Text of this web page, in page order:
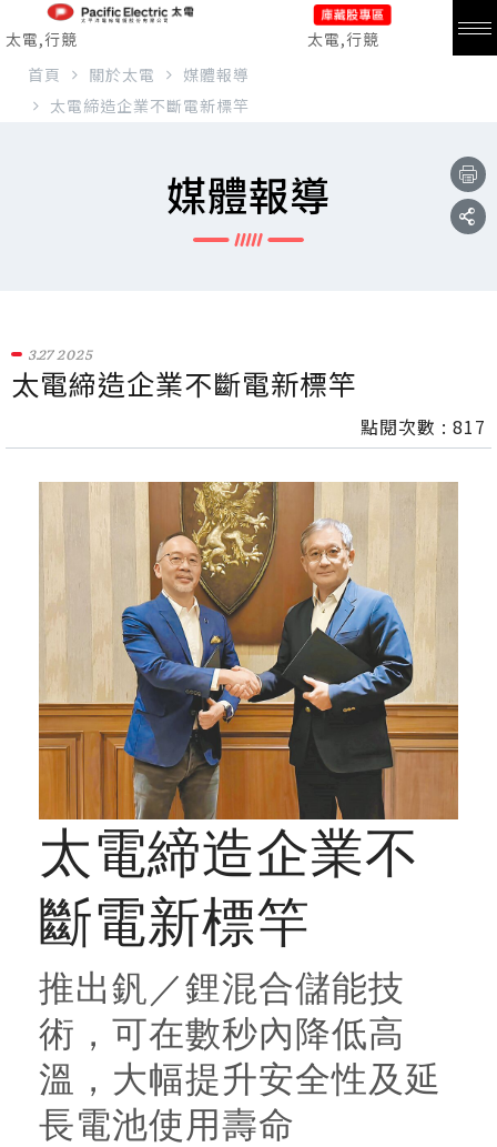
太電,行競
太電,行競
首頁
關於太電
媒體報導
太電締造企業不斷電新標竿
媒體報導
3.27 2025
太電締造企業不斷電新標竿
點閱次數 : 817
太電締造企業不
斷電新標竿
推出釩／鋰混合儲能技
術，可在數秒內降低高
溫，大幅提升安全性及延
長電池使用壽命